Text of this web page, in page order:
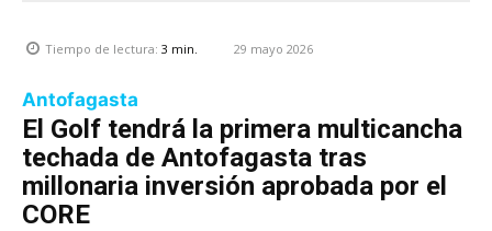
Tiempo de lectura: 3 min. 29 mayo 2026
Antofagasta
El Golf tendrá la primera multicancha
techada de Antofagasta tras
millonaria inversión aprobada por el
CORE